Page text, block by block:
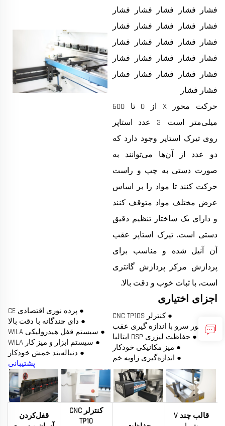
فشار فشار فشار فشار فشار
فشار فشار فشار فشار فشار
فشار فشار فشار فشار فشار
فشار فشار فشار فشار فشار
فشار فشار فشار فشار فشار
فشار فشار
حرکت محور X از 0 تا 600
میلی‌متر است. 3 عدد استاپر
روی تیرک استاپر وجود دارد که
دو عدد از آن‌ها می‌توانند به
صورت دستی به چپ و راست
حرکت کنند تا مواد را بر اساس
عرض مختلف مواد متوقف کنند
و دارای یک ساختار تنظیم دقیق
دستی است. تیرک استاپر عقب
آن آنیل شده و مناسب برای
پردازش مرکز پردازش گانتری
است، با ثبات خوب و دقت بالا.
اجزای اختیاری
● کنترلر CNC TP10S
● موتور سرو با اندازه گیری عقب
● حفاظت لیزری DSP ایتالیا
● میز مکانیکی خودکار
● اندازه‌گیری زاویه خم
● پرده نوری اقتصادی CE
● دای چندگانه با دقت بالا
● سیستم قفل هیدرولیکی WILA
● سیستم ابزار و میز کار WILA
● دنباله‌بند خمش خودکار
پشتیبانی
قالب چند V
کنترلر CNC
TP10
قفل‌کردن